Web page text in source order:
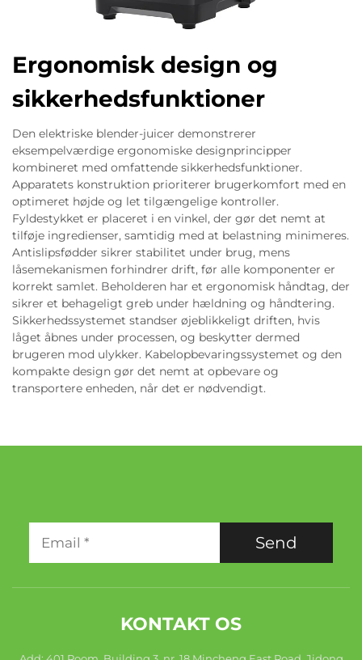
Ergonomisk design og
sikkerhedsfunktioner
Den elektriske blender-juicer demonstrerer
eksempelværdige ergonomiske designprincipper
kombineret med omfattende sikkerhedsfunktioner.
Apparatets konstruktion prioriterer brugerkomfort med en
optimeret højde og let tilgængelige kontroller.
Fyldestykket er placeret i en vinkel, der gør det nemt at
tilføje ingredienser, samtidig med at belastning minimeres.
Antislipsfødder sikrer stabilitet under brug, mens
låsemekanismen forhindrer drift, før alle komponenter er
korrekt samlet. Beholderen har et ergonomisk håndtag, der
sikrer et behageligt greb under hældning og håndtering.
Sikkerhedssystemet standser øjeblikkeligt driften, hvis
låget åbnes under processen, og beskytter dermed
brugeren mod ulykker. Kabelopbevaringssystemet og den
kompakte design gør det nemt at opbevare og
transportere enheden, når det er nødvendigt.
Send
KONTAKT OS